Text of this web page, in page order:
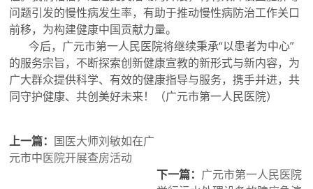
问题引发的慢性病发生率，有助于推动慢性病防治工作关口
前移，为构建健康中国贡献力量。
今后，广元市第一人民医院将继续秉承“以患者为中心”
的服务宗旨，不断探索创新健康宣教的新形式与新内容，为
广大群众提供科学、有效的健康指导与服务，携手并进，共
同守护健康、共创美好未来！（广元市第一人民医院）
上一篇： 国医大师刘敏如在广
元市中医院开展查房活动
下一篇： 广元市第一人民医院